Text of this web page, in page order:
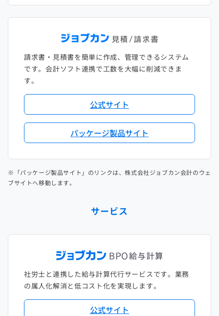
請求書・見積書を簡単に作成、管理できるシステム
です。会計ソフト連携で工数を大幅に削減できま
す。
公式サイト
パッケージ製品サイト
※「パッケージ製品サイト」のリンクは、株式会社ジョブカン会計のウェ
ブサイトへ移動します。
サービス
社労士と連携した給与計算代行サービスです。業務
の属人化解消と低コスト化を実現します。
公式サイト